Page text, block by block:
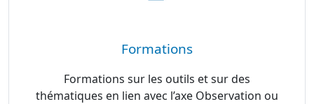
Formations
Formations sur les outils et sur des
thématiques en lien avec l’axe Observation ou